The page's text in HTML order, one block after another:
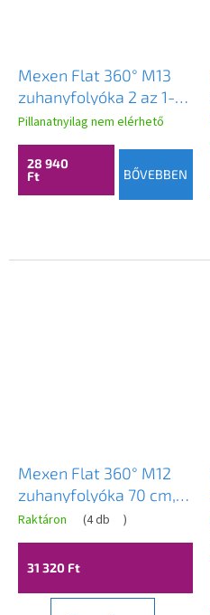
Mexen Flat 360° M13
zuhanyfolyóka 2 az 1-
ben, 60 cm, matt réz,
1C10060-40
Pillanatnyilag nem elérhető
28 940
Ft
BŐVEBBEN
Mexen Flat 360° M12
zuhanyfolyóka 70 cm,
szálcsiszolt grafit,
1E21070-40
Raktáron (4 db )
31 320 Ft